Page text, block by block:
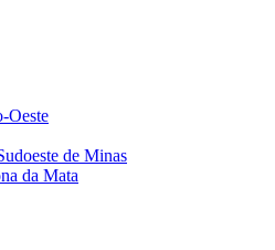
Oeste
de Minas
da Mata